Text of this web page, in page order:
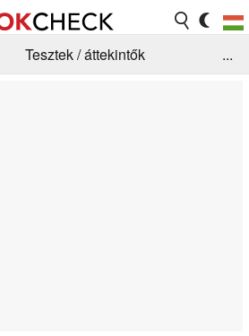
Tesztek / áttekintők
...